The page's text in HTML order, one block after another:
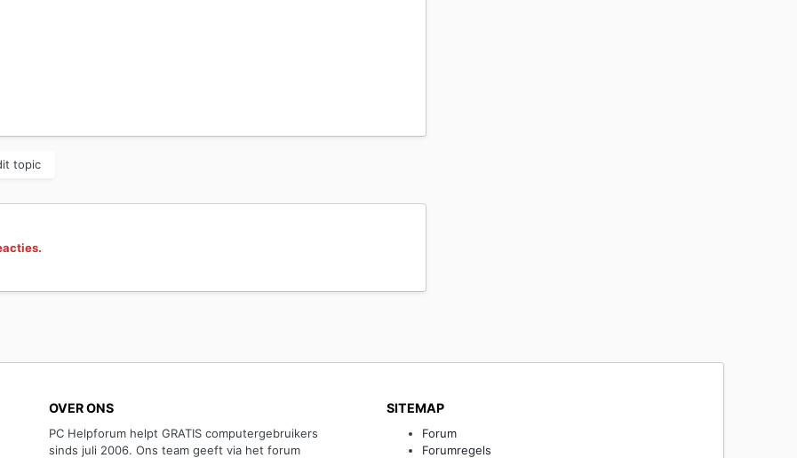
topic
OVER ONS
PC Helpforum helpt GRATIS computergebruikers
sinds juli 2006. Ons team geeft via het forum
SITEMAP
Forum
Forumregels